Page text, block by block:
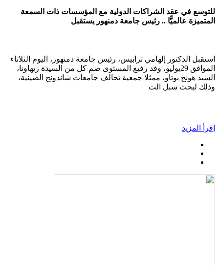
للتوسع في عقد الشراكات الدولية مع المؤسسات ذات السمعة
المتميزة عالميًّا .. رئيس جامعة دمنهور يستقبل
استقبل الدكتور إلهامي ترابيس، رئيس جامعة دمنهور، اليوم الثلاثاء
الموافق 29يوليو، وفد رفيع المستوى ضم كل من السيدة زيهاونا،
السيد هونج بوتاو، ممثلا جمعية تحالف جامعات شاندونج الصينية،
وذلك لبحث سبل الت
إقرأ المزيد